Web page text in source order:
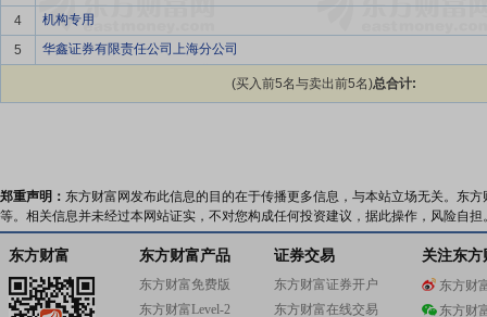
4
机构专用
5
华鑫证券有限责任公司上海分公司
(买入前5名与卖出前5名)总合计:
郑重声明： 东方财富网发布此信息的目的在于传播更多信息，与本站立场无关。东
等。相关信息并未经过本网站证实，不对您构成任何投资建议，据此操作，风险自担